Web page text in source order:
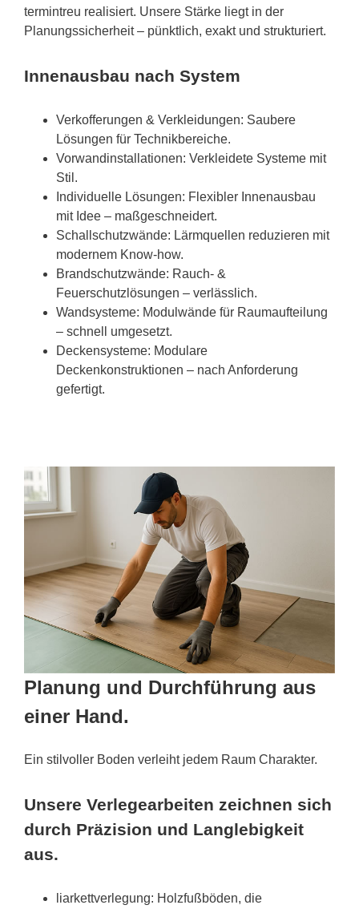
termintreu realisiert. Unsere Stärke liegt in der
Planungssicherheit – pünktlich, exakt und strukturiert.
Innenausbau nach System
Verkofferungen & Verkleidungen: Saubere
Lösungen für Technikbereiche.
Vorwandinstallationen: Verkleidete Systeme mit
Stil.
Individuelle Lösungen: Flexibler Innenausbau
mit Idee – maßgeschneidert.
Schallschutzwände: Lärmquellen reduzieren mit
modernem Know-how.
Brandschutzwände: Rauch- &
Feuerschutzlösungen – verlässlich.
Wandsysteme: Modulwände für Raumaufteilung
– schnell umgesetzt.
Deckensysteme: Modulare
Deckenkonstruktionen – nach Anforderung
gefertigt.
Planung und Durchführung aus
einer Hand.
Ein stilvoller Boden verleiht jedem Raum Charakter.
Unsere Verlegearbeiten zeichnen sich
durch Präzision und Langlebigkeit
aus.
liarkettverlegung: Holzfußböden, die